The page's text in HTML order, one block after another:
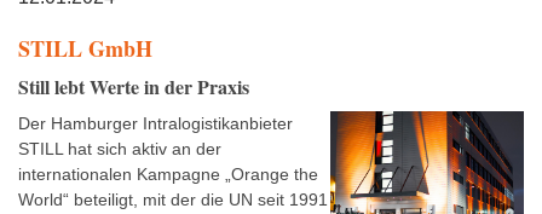
STILL GmbH
Still lebt Werte in der Praxis
Der Hamburger Intralogistikanbieter
STILL hat sich aktiv an der
internationalen Kampagne „Orange the
World“ beteiligt, mit der die UN seit 1991